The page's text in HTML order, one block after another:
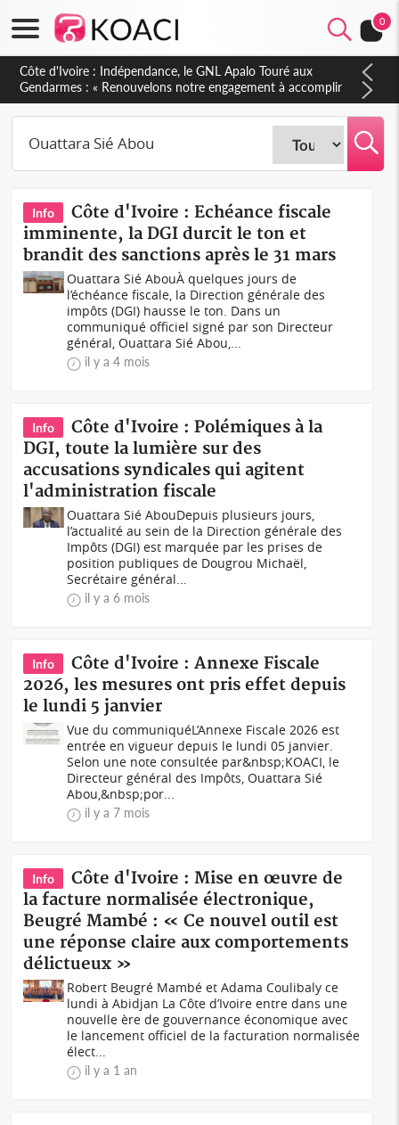
0
Sierra Leone : Un projet de réforme constitutionnelle en
gestation, points clés des amendements, un exclu d'avance
Info
Côte d'Ivoire : Echéance fiscale
imminente, la DGI durcit le ton et
brandit des sanctions après le 31 mars
Ouattara Sié AbouÀ quelques jours de
l’échéance fiscale, la Direction générale des
impôts (DGI) hausse le ton. Dans un
communiqué officiel signé par son Directeur
général, Ouattara Sié Abou,...
il y a 4 mois
Info
Côte d'Ivoire : Polémiques à la
DGI, toute la lumière sur des
accusations syndicales qui agitent
l'administration fiscale
Ouattara Sié AbouDepuis plusieurs jours,
l’actualité au sein de la Direction générale des
Impôts (DGI) est marquée par les prises de
position publiques de Dougrou Michaël,
Secrétaire général...
il y a 6 mois
Info
Côte d'Ivoire : Annexe Fiscale
2026, les mesures ont pris effet depuis
le lundi 5 janvier
Vue du communiquéL’Annexe Fiscale 2026 est
entrée en vigueur depuis le lundi 05 janvier.
Selon une note consultée par&nbsp;KOACI, le
Directeur général des Impôts, Ouattara Sié
Abou,&nbsp;por...
il y a 7 mois
Info
Côte d'Ivoire : Mise en œuvre de
la facture normalisée électronique,
Beugré Mambé : « Ce nouvel outil est
une réponse claire aux comportements
délictueux »
Robert Beugré Mambé et Adama Coulibaly ce
lundi à Abidjan La Côte d’Ivoire entre dans une
nouvelle ère de gouvernance économique avec
le lancement officiel de la facturation normalisée
élect...
il y a 1 an